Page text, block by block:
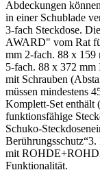
Abdeckungen
in einer Schublade
3-fach Steckdose.
AWARD" vom Rat
mm 2-fach. 88 x 159
5-fach. 88 x 372
mit Schrauben
müssen mindestens
Komplett-Set enthält
funktionsfähige
Schuko-
mit
Funktionalität.